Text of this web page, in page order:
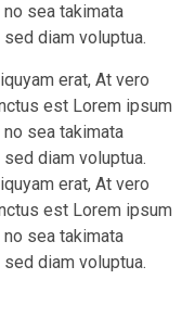
sea takimata
diam voluptua.
erat, At vero
est Lorem ipsum
sea takimata
diam voluptua.
erat, At vero
est Lorem ipsum
sea takimata
diam voluptua.